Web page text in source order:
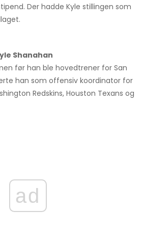
Der hadde Kyle stillingen som
Shanahan
før han ble hovedtrener for San
han som offensiv koordinator for
Redskins, Houston Texans og
ad